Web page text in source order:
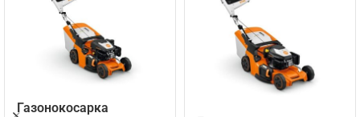
Газонокосарка